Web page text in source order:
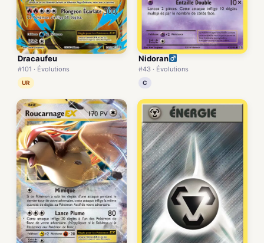
Dracaufeu
#101 · Évolutions
UR
Nidoran
#43 · Évolutions
C